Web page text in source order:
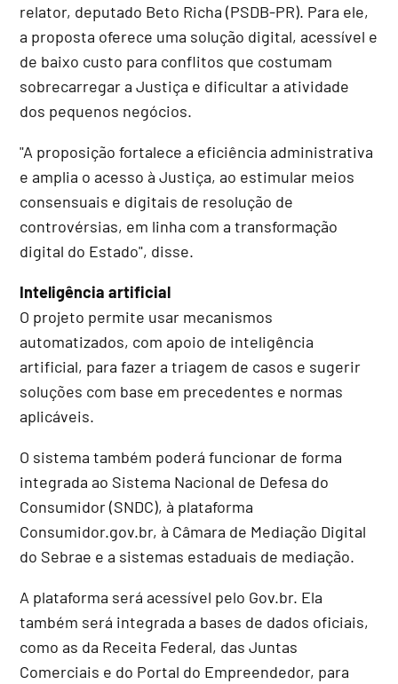
relator, deputado Beto Richa (PSDB-PR). Para ele,
a proposta oferece uma solução digital, acessível e
de baixo custo para conflitos que costumam
sobrecarregar a Justiça e dificultar a atividade
dos pequenos negócios.
"A proposição fortalece a eficiência administrativa
e amplia o acesso à Justiça, ao estimular meios
consensuais e digitais de resolução de
controvérsias, em linha com a transformação
digital do Estado", disse.
Inteligência artificial
O projeto permite usar mecanismos
automatizados, com apoio de inteligência
artificial, para fazer a triagem de casos e sugerir
soluções com base em precedentes e normas
aplicáveis.
O sistema também poderá funcionar de forma
integrada ao Sistema Nacional de Defesa do
Consumidor (SNDC), à plataforma
Consumidor.gov.br, à Câmara de Mediação Digital
do Sebrae e a sistemas estaduais de mediação.
A plataforma será acessível pelo Gov.br. Ela
também será integrada a bases de dados oficiais,
como as da Receita Federal, das Juntas
Comerciais e do Portal do Empreendedor, para